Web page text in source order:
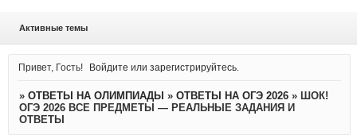
Активные темы
Привет, Гость! Войдите илизарегистрируйтесь
» ОТВЕТЫ НА ОЛИМПИАДЫ » ОТВЕТЫ НА ОГЭ 2026 » ШОК!
ОГЭ 2026 ВСЕ ПРЕДМЕТЫ — РЕАЛЬНЫЕ ЗАДАНИЯ И
ОТВЕТЫ